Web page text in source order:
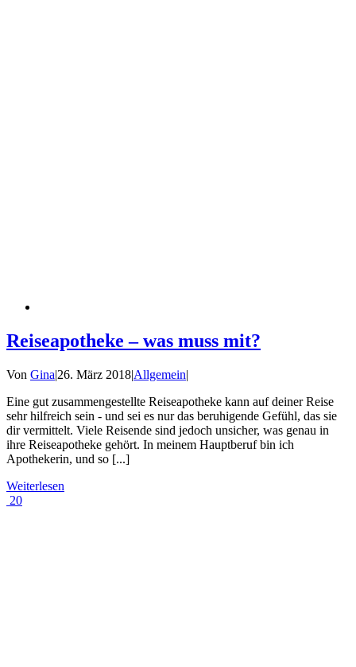
Reiseapotheke – was muss mit?
Von Gina|26. März 2018|Allgemein|
Eine gut zusammengestellte Reiseapotheke kann auf deiner Reise
sehr hilfreich sein - und sei es nur das beruhigende Gefühl, das sie
dir vermittelt. Viele Reisende sind jedoch unsicher, was genau in
ihre Reiseapotheke gehört. In meinem Hauptberuf bin ich
Apothekerin, und so [...]
Weiterlesen
20